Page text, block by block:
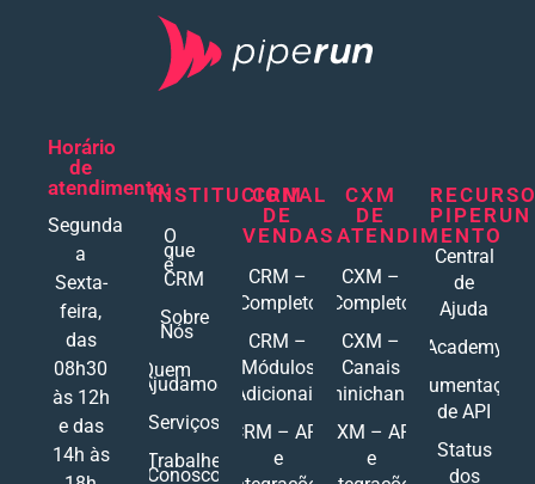
Horário
de
atendimento:
Segunda
a
Sexta-
feira,
das
08h30
às 12h
e das
14h às
INSTITUCIONAL
O
que
é
CRM
Sobre
Nós
Quem
Ajudamos
Serviços
Trabalhe
Conosco
CRM
DE
VENDAS
CRM –
Completo
CRM –
Módulos
Adicionais
CRM – API
e
CXM
DE
ATENDIMENTO
CXM –
Completo
CXM –
Canais
Ominichannel
CXM – API
e
PIPERUN
Central
de
Ajuda
Academy
Documentações
de API
Status
dos